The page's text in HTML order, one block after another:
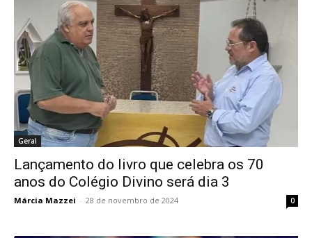
Geral
Lançamento do livro que celebra os 70
anos do Colégio Divino será dia 3
Márcia Mazzei - 28 de novembro de 2024 0